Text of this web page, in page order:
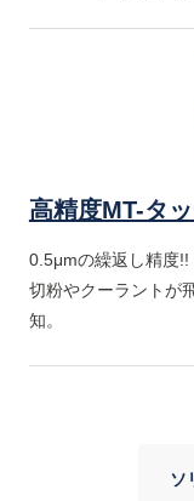
高精度MT-タ
0.5μmの繰返し精度!!
切粉やクーラントが
知。
ソ